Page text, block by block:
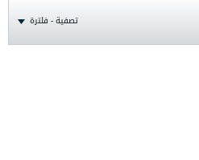
تصفية - فلترة